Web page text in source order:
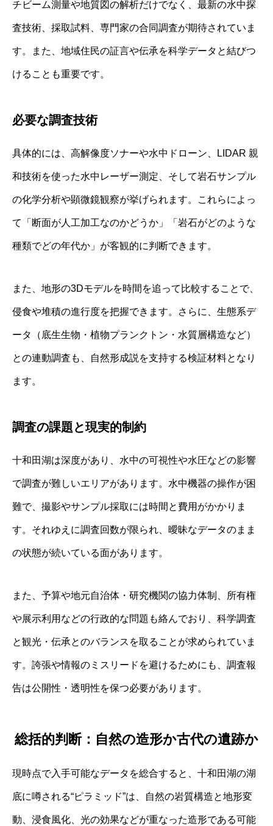
チビーム測量や地質図の解析だけでなく、最新の水中探
査技術、採取試料、専門家の合同調査が期待されていま
す。また、地域住民の証言や伝承を科学データと結びつ
けることも重要です。
必要な調査技術
具体的には、高解像度ソナーや水中ドローン、LIDAR 親
和技術を使った水中レーザー測定、そして岩石サンプル
の化学分析や顕微鏡観察が挙げられます。これらによっ
て「断面が人工加工なのかどうか」「岩石がどのような
種類でどの年代か」が客観的に判断できます。
また、地形の3Dモデルを時間を追って比較することで、
侵食や堆積の進行度を把握できます。さらに、生態系デ
ータ（底生生物・植物プランクトン・水質層構造など）
との連動調査も、自然形成説を支持する検証材料となり
ます。
調査の課題と現実的制約
十和田湖は深度があり、水中の可視性や水圧などの影響
で調査が難しいエリアがあります。水中機器の操作が困
難で、撮影やサンプル採取には時間と費用がかかりま
す。それゆえに調査回数が限られ、曖昧なデータのまま
の状態が続いている面があります。
また、予算や地元自治体・研究機関の協力体制、所有権
や展示利用などの行政的な問題も絡んでおり、科学調査
と観光・伝承とのバランスを取ることが求められていま
す。誇張や情報のミスリードを避けるためにも、調査報
告は公開性・透明性を保つ必要があります。
総括的判断：自然の造形か古代の遺跡か
現時点で入手可能なデータを総合すると、十和田湖の湖
底に噂される“ピラミッド”は、自然の岩質構造と地形変
動、浸食風化、光の効果などが重なった造形である可能